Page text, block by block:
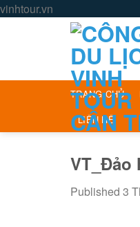
vinhtour.vn
content
TRANG CHỦ
LIÊN HỆ
VT_Đảo
Published 3